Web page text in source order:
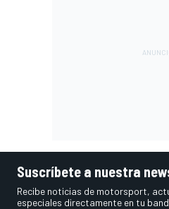
Suscríbete a nuestra
Recibe noticias de motorsport,
especiales directamente en tu